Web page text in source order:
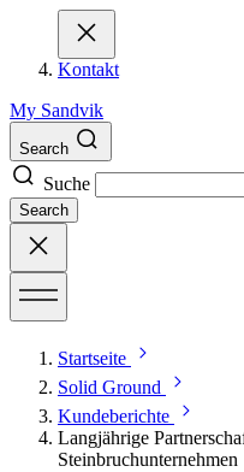
Kontakt
My Sandvik
Search
Suche
Search
Startseite
Solid Ground
Kundeberichte
Langjährige
Steinbruchunternehmen